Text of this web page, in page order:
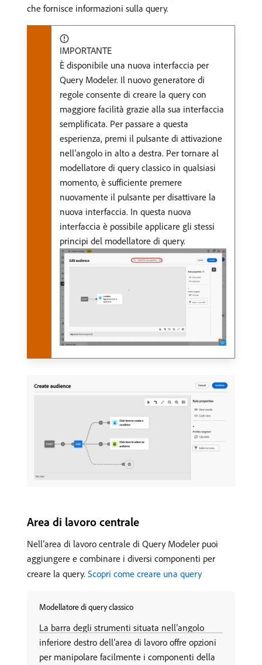
che fornisce informazioni sulla query.
IMPORTANTE
È disponibile una nuova interfaccia per
Query Modeler. Il nuovo generatore di
regole consente di creare la query con
maggiore facilità grazie alla sua interfaccia
semplificata. Per passare a questa
esperienza, premi il pulsante di attivazione
nell’angolo in alto a destra. Per tornare al
modellatore di query classico in qualsiasi
momento, è sufficiente premere
nuovamente il pulsante per disattivare la
nuova interfaccia. In questa nuova
interfaccia è possibile applicare gli stessi
principi del modellatore di query.
Area di lavoro centrale
Nell’area di lavoro centrale di Query Modeler puoi
aggiungere e combinare i diversi componenti per
creare la query. Scopri come creare una query
Modellatore di query classico
La barra degli strumenti situata nell’angolo
inferiore destro dell’area di lavoro offre opzioni
per manipolare facilmente i componenti della